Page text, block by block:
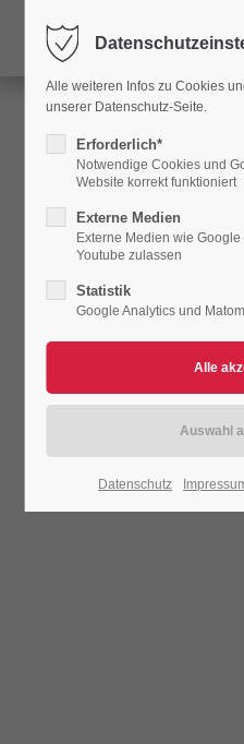
Der Eintrag "offcanvas-col1"
Der Eintrag "offcanvas-col3"
Der Eintrag "offcanvas-col4"
Alle weiteren Infos zu Cookies
unserer Datenschutz-Seite.
Erforderlich*
Notwendige Cookies und
Website korrekt funktioniert
Externe Medien
Externe Medien wie
Youtube zulassen
Statistik
Google Analytics und
Datenschutz